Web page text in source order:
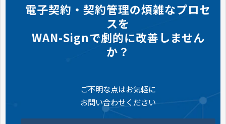
電子契約・契約管理の煩雑なプロセ
スを
WAN-Signで劇的に改善しません
か？
ご不明な点はお気軽に
お問い合わせください